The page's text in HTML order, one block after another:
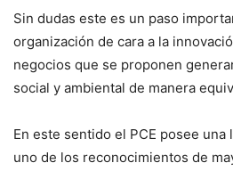
Sin dudas este es un paso
organización de cara a la
negocios que se proponen
social y ambiental de manera
En este sentido el PCE posee una
uno de los reconocimientos de